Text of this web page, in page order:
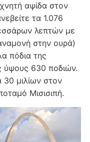
αψίδα στον
τα 1.076
λεπτών με
στην ουρά)
πόδια της
ύψους 630 ποδιών.
μιλίων στον
Μισισιπή.